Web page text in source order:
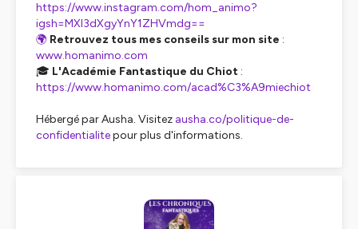
https://www.instagram.com/hom_animo?
igsh=MXI3dXgyYnY1ZHVmdg==
🌍 Retrouvez tous mes conseils sur mon site :
www.homanimo.com
🎓 L'Académie Fantastique du Chiot :
https://www.homanimo.com/acad%C3%A9miechiot
Hébergé par Ausha. Visitez ausha.co/politique-de-
confidentialitepour plus d'informations.